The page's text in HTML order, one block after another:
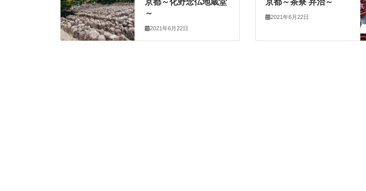
京都～化野念仏地蔵堂
～
2021年6月22日
京都～茶寮 弁治～
2021年6月22日